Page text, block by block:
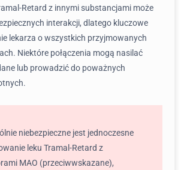
Retard z innymi substancjami może
interakcji, dlatego kluczowe
lekarza o wszystkich przyjmowanych
Niektóre połączenia mogą nasilać
lub prowadzić do poważnych
niebezpieczne jest jednoczesne
leku Tramal-Retard z
MAO (przeciwwskazane),